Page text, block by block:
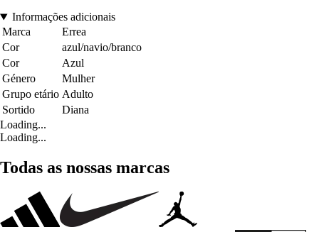
Informações adicionais
Marca
Errea
Cor
azul/navio/branco
Cor
Azul
Género
Mulher
Grupo etário Adulto
Sortido
Diana
Loading...
Loading...
Todas as nossas marcas